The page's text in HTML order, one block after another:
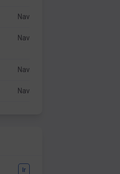
Nav
Nav
Nav
Nav
Ir